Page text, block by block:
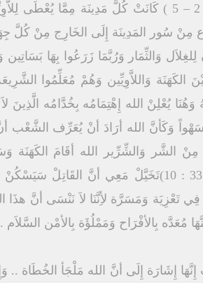
مَسَارِحَ الْمُدُنِ } ( عد 35 : 2 – 5 ) كَانَتْ كُلَّ
مِنْ سُور المَدِينَة إِلَى الخَارِج مِنْ
وَالثِّمَار وَرُبَّمَا زَرَعُوا بِهَا
الكَهَنَة وَاللاَّوِيِّين وَهُمْ مُعَلِّمُوا
وَهُنَا يُعْلِنْ الله إِهْتِمَامُه بِخُدَّامُه
سَهْواً وَكَأنَّ الله أرَادَ أنْ يُعَرِّف الشَّعْب
مِنْ الشَّر وَالشِّرِّير الله أقَامَ
وَإِسْرَائِيلَ نَامُوسَكَ }( تث 33 : 10)تَخَيَّلْ
فِي تَعْزِيَة وَمَسَرَّة لأِنَّنَا لاَ نَنْسَى أنَّ
مُعَدَّه بِالأفْرَاح وَمَمْلُؤَة بِالأمْن السَّلاَم .
إِشَارَة إِلَى أنَّ الله مَلْجَأ الخُطَاة